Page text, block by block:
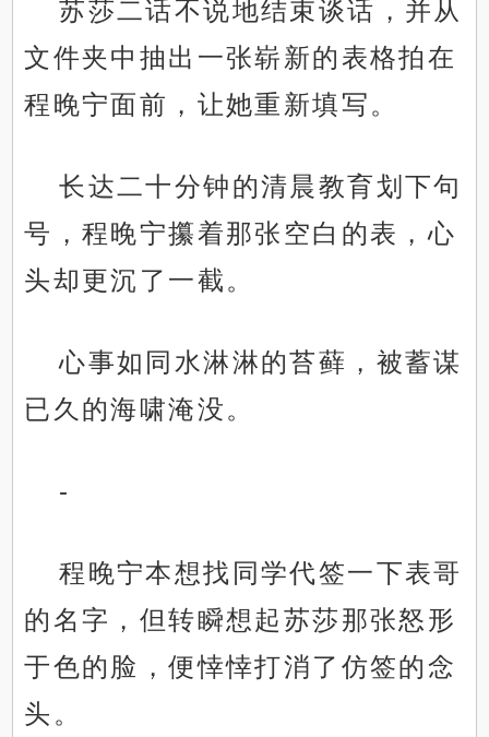
苏莎二话不说地结束谈话，并从
文件夹中抽出一张崭新的表格拍在
程晚宁面前，让她重新填写。
长达二十分钟的清晨教育划下句
号，程晚宁攥着那张空白的表，心
头却更沉了一截。
心事如同水淋淋的苔藓，被蓄谋
已久的海啸淹没。
-
程晚宁本想找同学代签一下表哥
的名字，但转瞬想起苏莎那张怒形
于色的脸，便悻悻打消了仿签的念
头。